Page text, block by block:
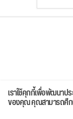
จัดสเปค ค้นหา
เราใช้คุกกี้เพื่อพัฒนาป
ของคุณ คุณสามารถศึก